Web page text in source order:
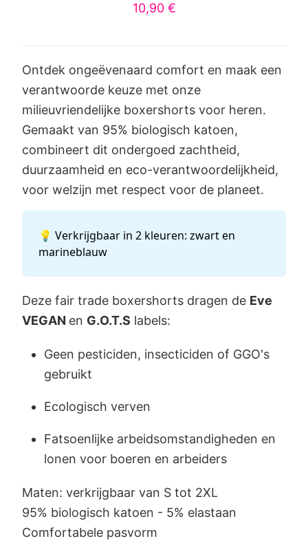
10,90 €
Ontdek ongeëvenaard comfort en maak een
verantwoorde keuze met onze
milieuvriendelijke boxershorts voor heren.
Gemaakt van 95% biologisch katoen,
combineert dit ondergoed zachtheid,
duurzaamheid en eco-verantwoordelijkheid,
voor welzijn met respect voor de planeet.
💡 Verkrijgbaar in 2 kleuren: zwart en
marineblauw
Deze fair trade boxershorts dragen de Eve
VEGAN en G.O.T.S labels:
Geen pesticiden, insecticiden of GGO's
gebruikt
Ecologisch verven
Fatsoenlijke arbeidsomstandigheden en
lonen voor boeren en arbeiders
Maten: verkrijgbaar van S tot 2XL
95% biologisch katoen - 5% elastaan
Comfortabele pasvorm